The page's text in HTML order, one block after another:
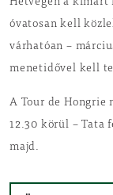
Hétvégén a kimart
óvatosan kell
várhatóan –
menetidővel kell
A Tour de Hongrie
12.30 körül – Tata
majd.